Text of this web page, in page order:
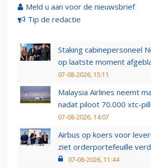
Meld u aan voor de nieuwsbrief
Tip de redactie
Staking cabinepersoneel
op laatste moment
07-08-2026, 15:11
Malaysia Airlines neemt
nadat piloot 70.000 xtc-
07-08-2026, 14:07
Airbus op koers voor
ziet orderportefeuille
07-08-2026, 11:44